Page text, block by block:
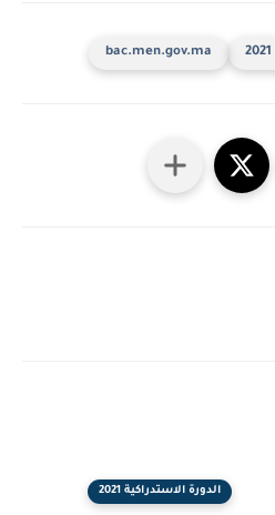
bac.men.gov.ma
الدورة الاستدراكية 2021